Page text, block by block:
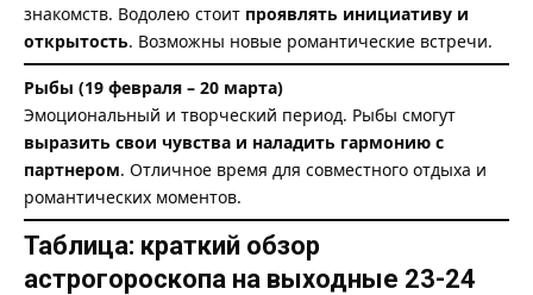
знакомств. Водолею стоит проявлять инициативу и
открытость. Возможны новые романтические встречи.
Рыбы (19 февраля – 20 марта)
Эмоциональный и творческий период. Рыбы смогут
выразить свои чувства и наладить гармонию с
партнером. Отличное время для совместного отдыха и
романтических моментов.
Таблица: краткий обзор
астрогороскопа на выходные 23-24